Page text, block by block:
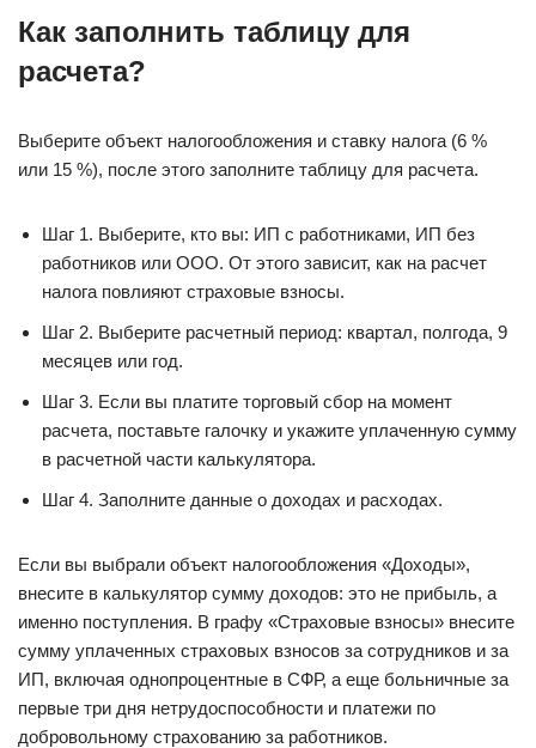
Как заполнить таблицу для
расчета?
Выберите объект налогообложения и ставку налога (6 %
или 15 %), после этого заполните таблицу для расчета.
Шаг 1. Выберите, кто вы: ИП с работниками, ИП без
работников или ООО. От этого зависит, как на расчет
налога повлияют страховые взносы.
Шаг 2. Выберите расчетный период: квартал, полгода, 9
месяцев или год.
Шаг 3. Если вы платите торговый сбор на момент
расчета, поставьте галочку и укажите уплаченную сумму
в расчетной части калькулятора.
Шаг 4. Заполните данные о доходах и расходах.
Если вы выбрали объект налогообложения «Доходы»,
внесите в калькулятор сумму доходов: это не прибыль, а
именно поступления. В графу «Страховые взносы» внесите
сумму уплаченных страховых взносов за сотрудников и за
ИП, включая однопроцентные в СФР, а еще больничные за
первые три дня нетрудоспособности и платежи по
добровольному страхованию за работников.